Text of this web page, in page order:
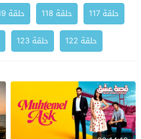
حلقة 117
حلقة 118 حلقة 119
حلقة 122
حلقة 123